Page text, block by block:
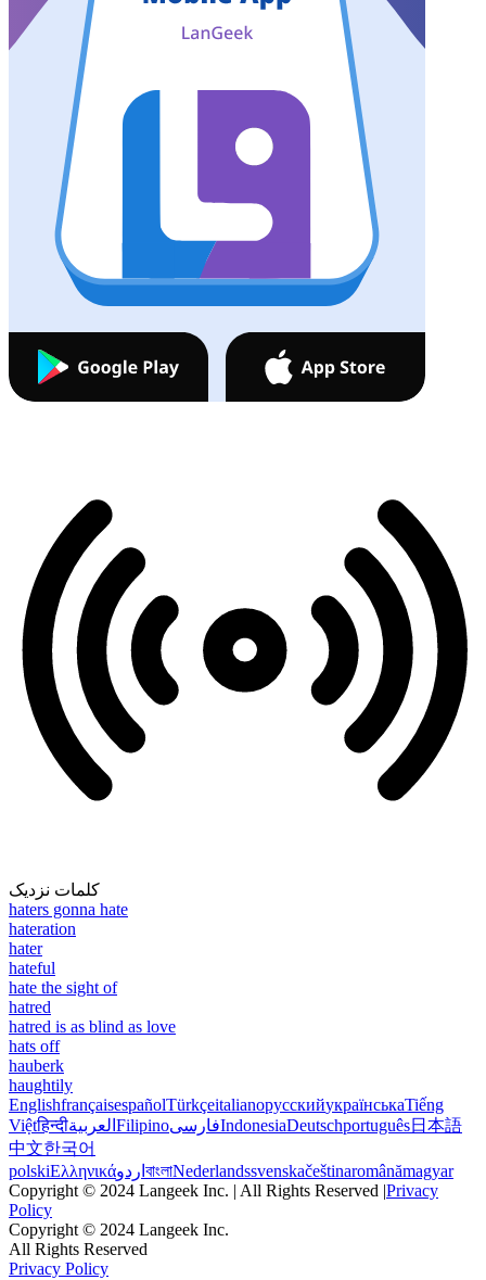
کلمات نزدیک
haters gonna hate
hateration
hater
hateful
hate the sight of
hatred
hatred is as blind as love
hats off
hauberk
haughtily
EnglishfrançaisespañolTürkçeitalianoрусскийукраїнськаTiếng
Việtहिन्दीالعربية FilipinoفارسیIndonesiaDeutschportuguês日本語
中文한국어
polskiΕλληνικάاردو বাংলাNederlandssvenskačeštinaromânămagyar
Copyright © 2024 Langeek Inc. | All Rights Reserved |Privacy
Policy
Copyright © 2024 Langeek Inc.
All Rights Reserved
Privacy Policy